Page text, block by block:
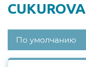
CUKUROVA